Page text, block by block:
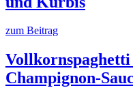
zum Beitrag
Champignon-